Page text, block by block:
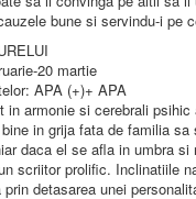
bune si servindu-i pe
20 martie
APA (+)+ APA
in armonie si cerebrali
in grija fata de familia
daca el se afla in umbra
scriitor prolific. Inclinatiile
prin detasarea unei